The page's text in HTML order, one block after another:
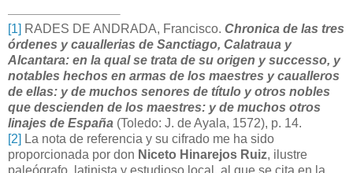
[1] RADES DE ANDRADA, Francisco. Chronica de las tres
órdenes y cauallerias de Sanctiago, Calatraua y
Alcantara: en la qual se trata de su origen y successo, y
notables hechos en armas de los maestres y caualleros
de ellas: y de muchos senores de título y otros nobles
que descienden de los maestres: y de muchos otros
linajes de España (Toledo: J. de Ayala, 1572), p. 14.
[2] La nota de referencia y su cifrado me ha sido
proporcionada por don Niceto Hinarejos Ruiz, ilustre
paleógrafo, latinista y estudioso local, al que se cita en la